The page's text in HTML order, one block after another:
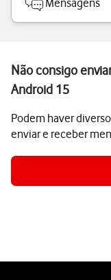
Mensagens
Não consigo
Android 15
Podem haver
enviar e receber